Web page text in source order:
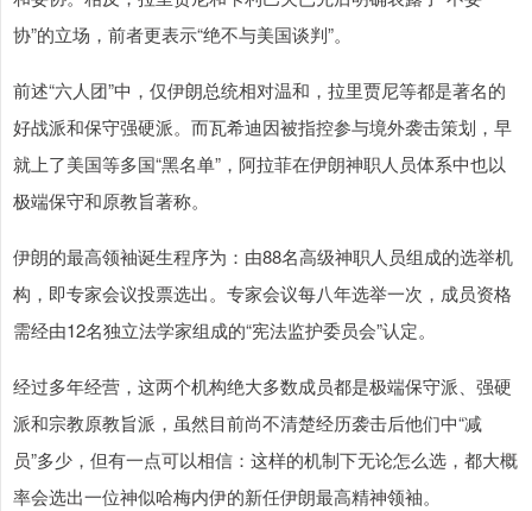
协”的立场，前者更表示“绝不与美国谈判”。
前述“六人团”中，仅伊朗总统相对温和，拉里贾尼等都是著名的
好战派和保守强硬派。而瓦希迪因被指控参与境外袭击策划，早
就上了美国等多国“黑名单”，阿拉菲在伊朗神职人员体系中也以
极端保守和原教旨著称。
伊朗的最高领袖诞生程序为：由88名高级神职人员组成的选举机
构，即专家会议投票选出。专家会议每八年选举一次，成员资格
需经由12名独立法学家组成的“宪法监护委员会”认定。
经过多年经营，这两个机构绝大多数成员都是极端保守派、强硬
派和宗教原教旨派，虽然目前尚不清楚经历袭击后他们中“减
员”多少，但有一点可以相信：这样的机制下无论怎么选，都大概
率会选出一位神似哈梅内伊的新任伊朗最高精神领袖。